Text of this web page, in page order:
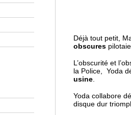
Déjà tout petit,
obscures
L’obscurité et
la Police, Yoda
usine
Yoda collabore
disque dur